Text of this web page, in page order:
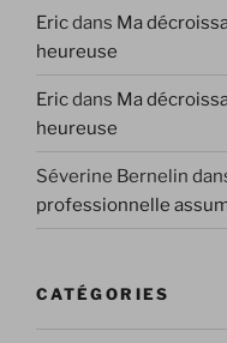
Ericdans Ma
heureuse
Ericdans Ma
heureuse
Séverine Bernelin
professionnelle
CATÉGORIES